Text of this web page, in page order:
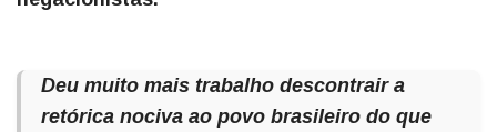
Deu muito mais trabalho descontrair a
retórica nociva ao povo brasileiro do que